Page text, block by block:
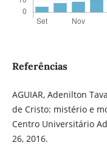
Referências
AGUIAR, Adenilton
de Cristo: mistério e
Centro Universitário
26, 2016.